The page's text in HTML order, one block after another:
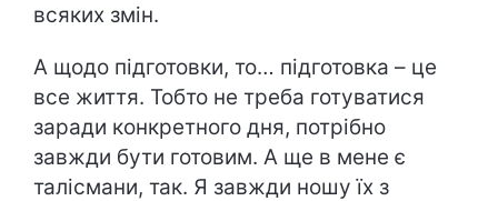
всяких змін.
А щодо підготовки, то… підготовка – це
все життя. Тобто не треба готуватися
заради конкретного дня, потрібно
завжди бути готовим. А ще в мене є
талісмани, так. Я завжди ношу їх з